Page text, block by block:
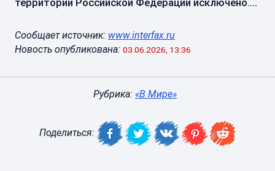
территории Российской Федерации исключено....
Сообщает источник: www.interfax.ru
Новость опубликована: 03.06.2026, 13:36
Рубрика: «В Мире»
Поделиться: